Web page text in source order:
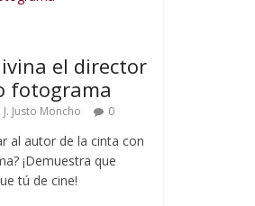
el director
fotograma
J. Justo Moncho 0
al autor de la cinta con
¡Demuestra que
tú de cine!